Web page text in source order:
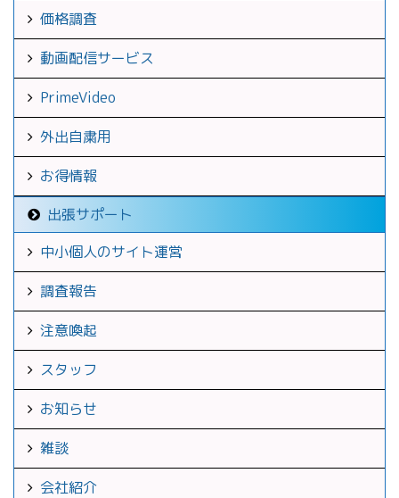
価格調査
動画配信サービス
PrimeVideo
外出自粛用
お得情報
出張サポート
中小個人のサイト運営
調査報告
注意喚起
スタッフ
お知らせ
雑談
会社紹介